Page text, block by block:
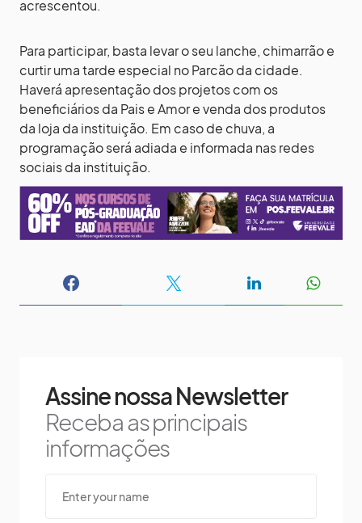
acrescentou.
Para participar, basta levar o seu lanche, chimarrão e
curtir uma tarde especial no Parcão da cidade.
Haverá apresentação dos projetos com os
beneficiários da Pais e Amor e venda dos produtos
da loja da instituição. Em caso de chuva, a
programação será adiada e informada nas redes
sociais da instituição.
Assine nossa Newsletter
Receba as principais
informações